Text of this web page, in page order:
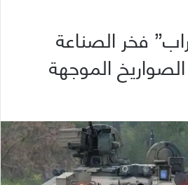
فخر الصناعة
الموجهة